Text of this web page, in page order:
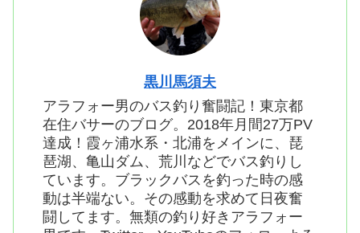
黒川馬須夫
アラフォー男のバス釣り奮闘記！東京都
在住バサーのブログ。2018年月間27万PV
達成！霞ヶ浦水系・北浦をメインに、琵
琶湖、亀山ダム、荒川などでバス釣りし
ています。ブラックバスを釣った時の感
動は半端ない。その感動を求めて日夜奮
闘してます。無類の釣り好きアラフォー